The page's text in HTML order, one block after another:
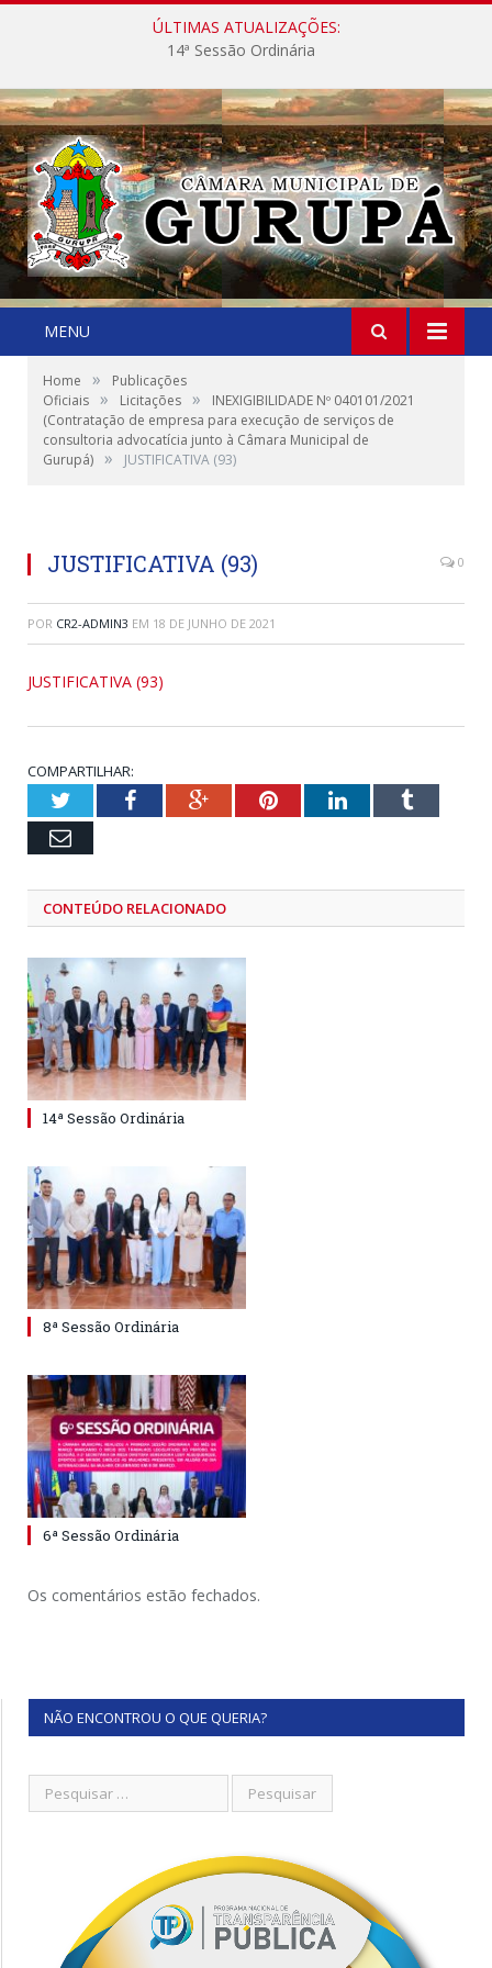
ÚLTIMAS ATUALIZAÇÕES:
14ª Sessão Ordinária
MENU
Home »
Publicações
Oficiais » Licitações »
INEXIGIBILIDADE Nº 040101/2021
(Contratação de empresa para execução de serviços de
consultoria advocatícia junto à Câmara Municipal de
Gurupá) » JUSTIFICATIVA (93)
JUSTIFICATIVA (93) 0
POR CR2-ADMIN3 EM 18 DE JUNHO DE 2021
JUSTIFICATIVA (93)
COMPARTILHAR:
TwitterFacebookGoogle+PinterestLinkedInTumblr
Email
CONTEÚDO RELACIONADO
14ª Sessão Ordinária
8ª Sessão Ordinária
6ª Sessão Ordinária
Os comentários estão fechados.
NÃO ENCONTROU O QUE QUERIA?